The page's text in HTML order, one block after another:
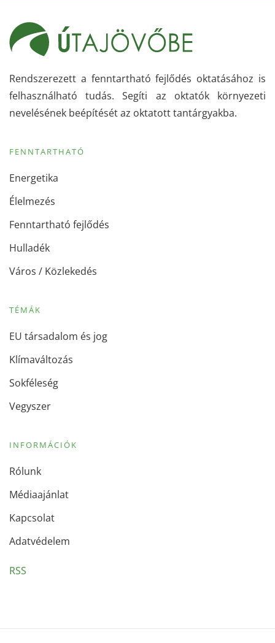
Rendszerezett a fenntartható fejlődés oktatásához is
felhasználható tudás. Segíti az oktatók környezeti
nevelésének beépítését az oktatott tantárgyakba.
FENNTARTHATÓ
Energetika
Élelmezés
Fenntartható fejlődés
Hulladék
Város / Közlekedés
TÉMÁK
EU társadalom és jog
Klímaváltozás
Sokféleség
Vegyszer
INFORMÁCIÓK
Rólunk
Médiaajánlat
Kapcsolat
Adatvédelem
RSS